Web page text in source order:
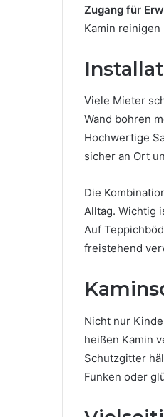
Zugang für
Kamin reinigen
Viele Mieter
Wand bohren
Hochwertige
sicher an Ort
Die
Alltag. Wichtig
Auf
freistehend
Nicht nur
heißen Kamin
Schutzgitter
Funken oder